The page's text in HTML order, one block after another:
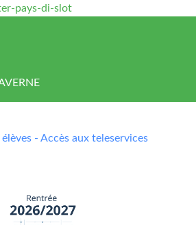
pays-di-slot
- Accès aux teleservices